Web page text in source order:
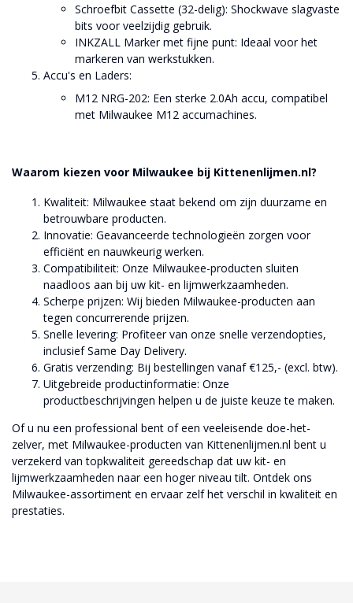
Schroefbit Cassette (32-delig): Shockwave slagvaste
bits voor veelzijdig gebruik.
INKZALL Marker met fijne punt: Ideaal voor het
markeren van werkstukken.
Accu's en Laders:
M12 NRG-202: Een sterke 2.0Ah accu, compatibel
met Milwaukee M12 accumachines.
Waarom kiezen voor Milwaukee bij Kittenenlijmen.nl?
Kwaliteit: Milwaukee staat bekend om zijn duurzame en
betrouwbare producten.
Innovatie: Geavanceerde technologieën zorgen voor
efficiënt en nauwkeurig werken.
Compatibiliteit: Onze Milwaukee-producten sluiten
naadloos aan bij uw kit- en lijmwerkzaamheden.
Scherpe prijzen: Wij bieden Milwaukee-producten aan
tegen concurrerende prijzen.
Snelle levering: Profiteer van onze snelle verzendopties,
inclusief Same Day Delivery.
Gratis verzending: Bij bestellingen vanaf €125,- (excl. btw).
Uitgebreide productinformatie: Onze
productbeschrijvingen helpen u de juiste keuze te maken.
Of u nu een professional bent of een veeleisende doe-het-
zelver, met Milwaukee-producten van Kittenenlijmen.nl bent u
verzekerd van topkwaliteit gereedschap dat uw kit- en
lijmwerkzaamheden naar een hoger niveau tilt. Ontdek ons
Milwaukee-assortiment en ervaar zelf het verschil in kwaliteit en
prestaties.